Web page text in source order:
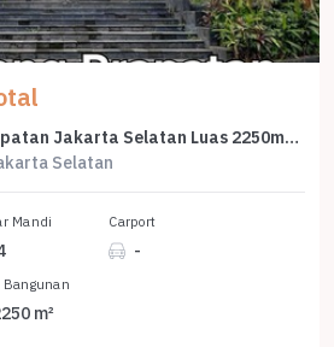
Gedung Mampang Prapatan Jakarta Selatan Luas 2250m2 Dijual Cepat
Selatan
Mandi Carport
-
Bangunan
m²